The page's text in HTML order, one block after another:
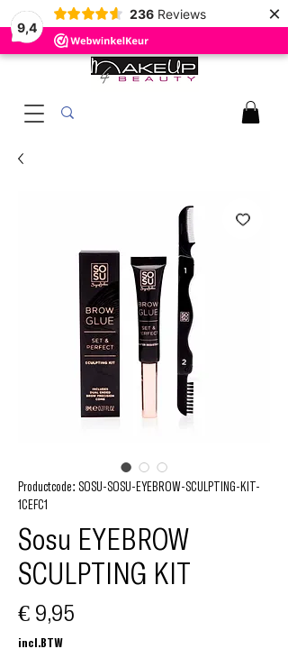
9,4
236 Reviews ×
Productcode: SOSU-SOSU-EYEBROW-SCULPTING-KIT-
1CEFC1
Sosu EYEBROW
SCULPTING KIT
€ 9,95
incl.BTW